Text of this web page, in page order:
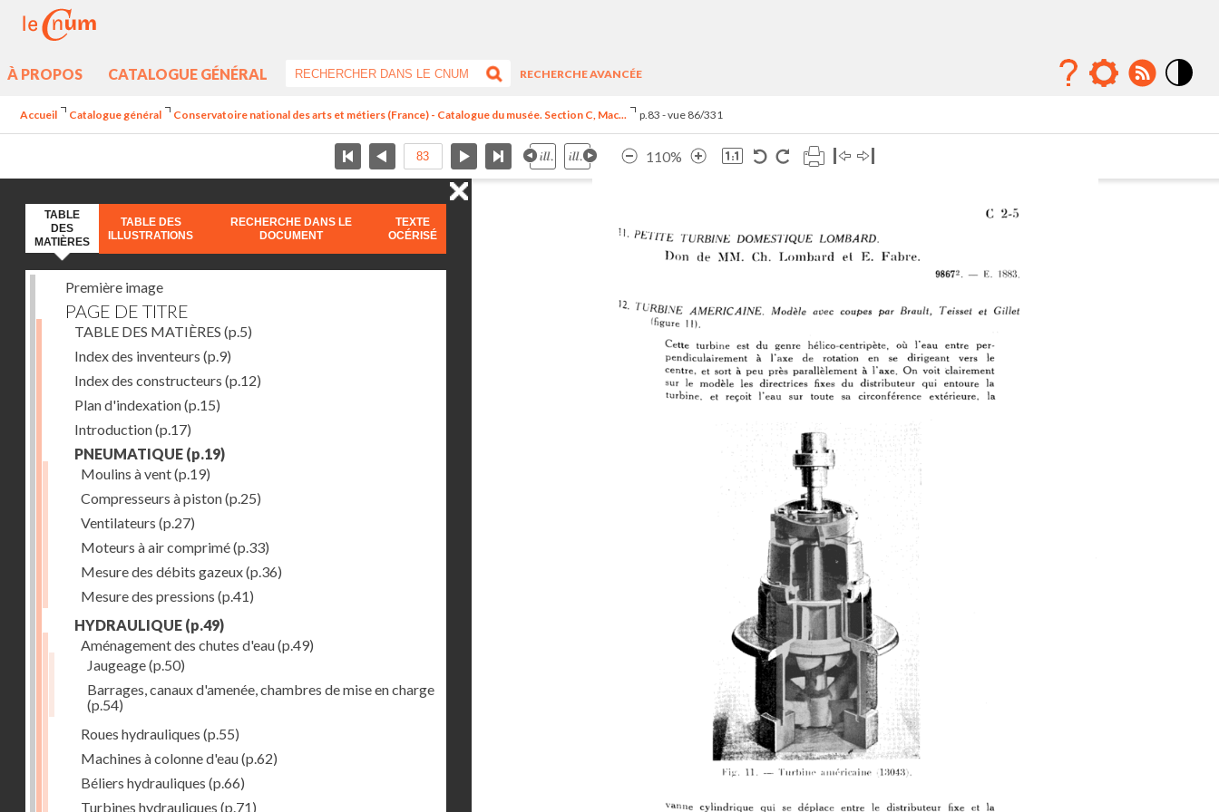
À PROPOS CATALOGUE GÉNÉRAL
RECHERCHE AVANCÉE
Accueil Catalogue général Conservatoire national des arts et métiers (France) - Catalogue du musée. Section C, Mac... p.83 - vue 86/331
110%
TABLE
DES
MATIÈRES
TABLE DES
ILLUSTRATIONS
RECHERCHE DANS LE
DOCUMENT
TEXTE
OCÉRISÉ
Première image
PAGE DE TITRE
TABLE DES MATIÈRES (p.5)
Index des inventeurs (p.9)
Index des constructeurs (p.12)
Plan d'indexation(p.15)
Introduction(p.17)
PNEUMATIQUE (p.19)
Moulins à vent(p.19)
Compresseurs à piston(p.25)
Ventilateurs (p.27)
Moteurs à air comprimé(p.33)
Mesure des débits gazeux(p.36)
Mesure des pressions (p.41)
HYDRAULIQUE (p.49)
Aménagement des chutes d'eau(p.49)
Jaugeage(p.50)
Barrages, canaux d'amenée, chambres de mise en charge
(p.54)
Roues hydrauliques (p.55)
Machines à colonne d'eau(p.62)
Béliers hydrauliques (p.66)
Turbines hydrauliques (p.71)